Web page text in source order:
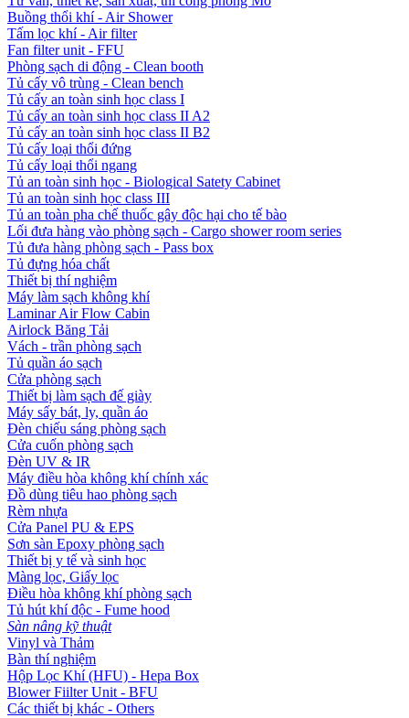
Buồng thổi khí - Air Shower
Tấm lọc khí - Air filter
Fan filter unit - FFU
Phòng sạch di động - Clean booth
Tủ cấy vô trùng - Clean bench
Tủ cấy an toàn sinh học class I
Tủ cấy an toàn sinh học class II A2
Tủ cấy an toàn sinh học class II B2
Tủ cấy loại thổi đứng
Tủ cấy loại thổi ngang
Tủ an toàn sinh học - Biological Satety Cabinet
Tủ an toàn sinh học class III
Tủ an toàn pha chế thuốc gây độc hại cho tế bào
Lối đưa hàng vào phòng sạch - Cargo shower room series
Tủ đưa hàng phòng sạch - Pass box
Tủ đựng hóa chất
Thiết bị thí nghiệm
Máy làm sạch không khí
Laminar Air Flow Cabin
Airlock Băng Tải
Vách - trần phòng sạch
Tủ quần áo sạch
Cửa phòng sạch
Thiết bị làm sạch đế giày
Máy sấy bát, ly, quần áo
Đèn chiếu sáng phòng sạch
Cửa cuốn phòng sạch
Đèn UV & IR
Máy điều hòa không khí chính xác
Đồ dùng tiêu hao phòng sạch
Rèm nhựa
Cửa Panel PU & EPS
Sơn sàn Epoxy phòng sạch
Thiết bị y tế và sinh học
Màng lọc, Giấy lọc
Điều hòa không khí phòng sạch
Tủ hút khí độc - Fume hood
Sàn nâng kỹ thuật
Vinyl và Thảm
Bàn thí nghiệm
Hộp Lọc Khí (HFU) - Hepa Box
Blower Fiilter Unit - BFU
Các thiết bị khác - Others